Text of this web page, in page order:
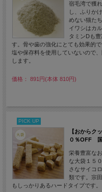
宿毛湾で獲
し、ふりか
めない猫た
イワシはカ
タミンDも
す。骨や歯の強化にとても効果的で
塩や保存料を使用していないので
します。
価格： 891円(本体 810円)
PICK UP
【おからク
０％OFF 国
栄養豊富な
な大袋１５
さなサイコ
類です。宗
もしっかりあるハードタイプです。